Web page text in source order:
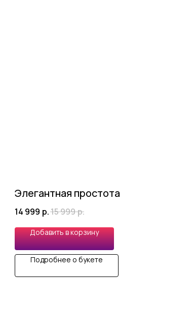
Элегантная простота
14 999 р.15 999р.
Добавить в корзину
Подробнее о букете